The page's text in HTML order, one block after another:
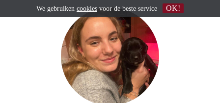
We gebruiken cookies voor de beste service OK!